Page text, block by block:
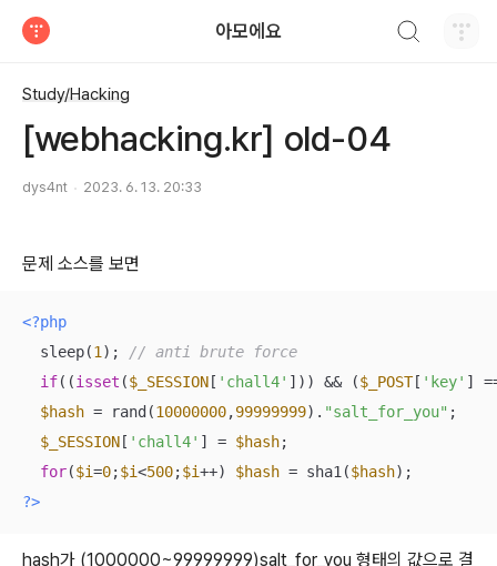
아모에요
Study/Hacking
[webhacking.kr] old-04
dys4nt 2023. 6. 13. 20:33
문제 소스를 보면
<?php
  sleep(
1 );
// anti brute force
if((isset ($_SESSION [ 'chall4' ])) && ($_POST[ 'key' ]
$hash = rand(10000000,99999999). "salt_for_you" ;
$_SESSION [ 'chall4' ] = $hash;
for($i=0;$i<500;$i++) $hash = sha1($hash
?>
hash가 (1000000~99999999)salt_for_you 형태의 값으로 결